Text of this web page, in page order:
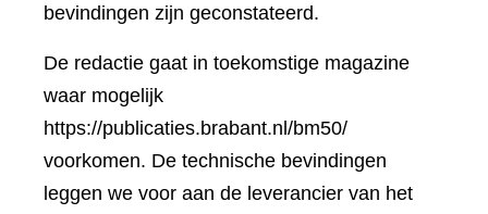
naar
andere
website)
bevindingen zijn geconstateerd.
De redactie gaat in toekomstige magazine
waar mogelijk
https://publicaties.brabant.nl/bm50/
voorkomen. De technische bevindingen
leggen we voor aan de leverancier van het